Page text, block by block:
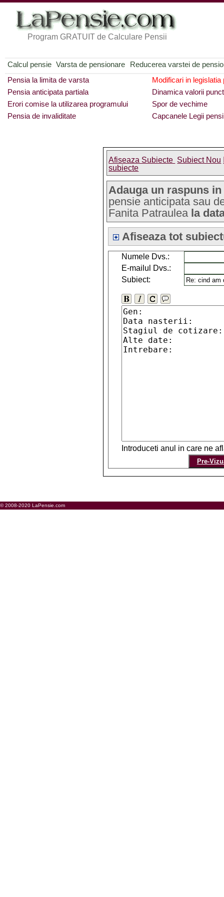
Program GRATUIT de Calculare Pensii
Calcul pensie Varsta de pensionare
Reducerea varstei de
Pensia la limita de varsta
Modificari in legislatia
Pensia anticipata partiala
Dinamica valorii
Erori comise la utilizarea programului
Spor de vechime
Pensia de invaliditate
Capcanele Legii
Afiseaza Subiecte Subiect Nou
subiecte
Adauga un raspuns
pensie anticipata sau
Fanita Patraulea la
Afiseaza tot
Numele Dvs.:
E-mailul Dvs.:
Subiect:
Introduceti anul in care ne
© 2008-2020 LaPensie.com